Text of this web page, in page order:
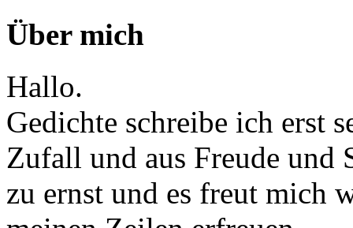
Über mich
Hallo.
Gedichte schreibe ich erst
Zufall und aus Freude und
zu ernst und es freut mich